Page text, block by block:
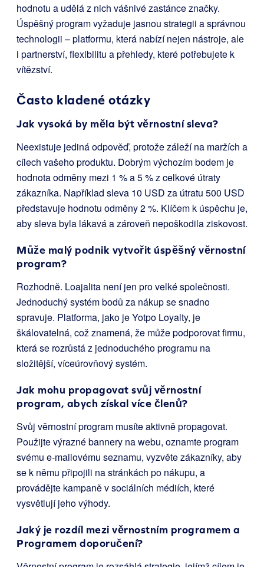
hodnotu a udělá z nich vášnivé zastánce značky.
Úspěšný program vyžaduje jasnou strategii a správnou
technologii – platformu, která nabízí nejen nástroje, ale
i partnerství, flexibilitu a přehledy, které potřebujete k
vítězství.
Často kladené otázky
Jak vysoká by měla být věrnostní sleva?
Neexistuje jediná odpověď, protože záleží na maržích a
cílech vašeho produktu. Dobrým výchozím bodem je
hodnota odměny mezi 1 % a 5 % z celkové útraty
zákazníka. Například sleva 10 USD za útratu 500 USD
představuje hodnotu odměny 2 %. Klíčem k úspěchu je,
aby sleva byla lákavá a zároveň nepoškodila ziskovost.
Může malý podnik vytvořit úspěšný věrnostní
program?
Rozhodně. Loajalita není jen pro velké společnosti.
Jednoduchý systém bodů za nákup se snadno
spravuje. Platforma, jako je Yotpo Loyalty, je
škálovatelná, což znamená, že může podporovat firmu,
která se rozrůstá z jednoduchého programu na
složitější, víceúrovňový systém.
Jak mohu propagovat svůj věrnostní
program, abych získal více členů?
Svůj věrnostní program musíte aktivně propagovat.
Použijte výrazné bannery na webu, oznamte program
svému e-mailovému seznamu, vyzvěte zákazníky, aby
se k němu připojili na stránkách po nákupu, a
provádějte kampaně v sociálních médiích, které
vysvětlují jeho výhody.
Jaký je rozdíl mezi věrnostním programem a
Programem doporučení?